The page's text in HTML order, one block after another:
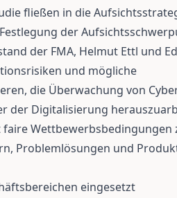
fließen in die
der
der FMA, Helmut Ettl und
und mögliche
die Überwachung von
der Digitalisierung
Wettbewerbsbedingungen
Problemlösungen und
eingesetzt